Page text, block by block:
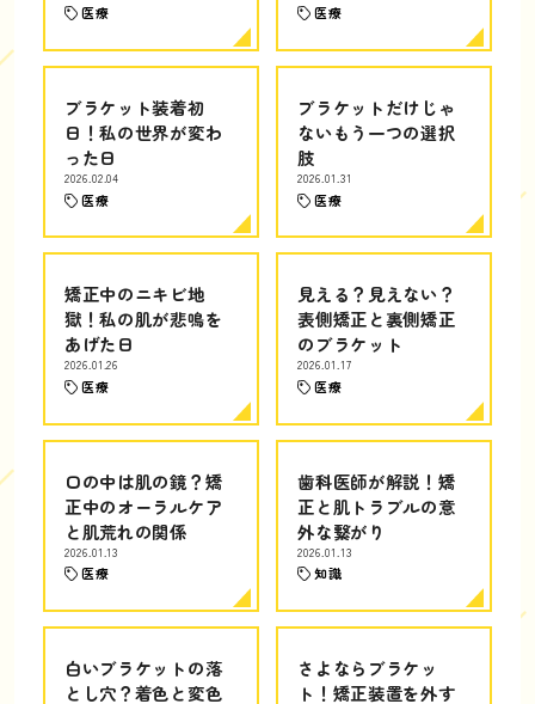
医療 医療
ブラケット装着初
日！私の世界が変わ
った日
2026.02.04
医療
ブラケットだけじゃ
ないもう一つの選択
肢
2026.01.31
医療
矯正中のニキビ地
獄！私の肌が悲鳴を
あげた日
2026.01.26
医療
見える？見えない？
表側矯正と裏側矯正
のブラケット
2026.01.17
医療
口の中は肌の鏡？矯
正中のオーラルケア
と肌荒れの関係
2026.01.13
医療
歯科医師が解説！矯
正と肌トラブルの意
外な繋がり
2026.01.13
知識
白いブラケットの落
とし穴？着色と変色
さよならブラケッ
ト！矯正装置を外す